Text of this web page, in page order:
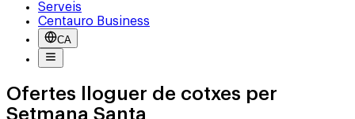
Serveis
Centauro Business
CA
Ofertes lloguer de cotxes per
Setmana Santa